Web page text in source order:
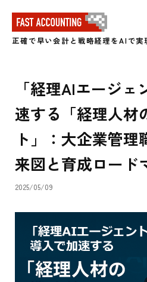
正確で早い会計と戦略経理をAIで実
「経理AIエージ
速する「経理人材
ト」：大企業管
来図と育成ロード
2025/05/09